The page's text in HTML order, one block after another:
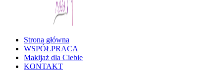
Kobieta Zmienną Jest
Strona główna
WSPÓŁPRACA
Makijaż dla Ciebie
KONTAKT